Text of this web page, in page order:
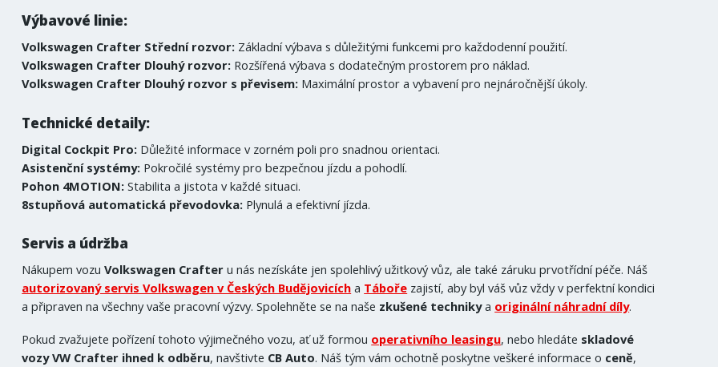
Výbavové linie:
Volkswagen Crafter Střední rozvor: Základní výbava s důležitými funkcemi pro každodenní použití.
Volkswagen Crafter Dlouhý rozvor: Rozšířená výbava s dodatečným prostorem pro náklad.
Volkswagen Crafter Dlouhý rozvor s převisem: Maximální prostor a vybavení pro nejnáročnější úkoly.
Technické detaily:
Digital Cockpit Pro: Důležité informace v zorném poli pro snadnou orientaci.
Asistenční systémy: Pokročilé systémy pro bezpečnou jízdu a pohodlí.
Pohon 4MOTION:Stabilita a jistota v každé situaci.
8stupňová automatická převodovka: Plynulá a efektivní jízda.
Servis a údržba
Nákupem vozuVolkswagen Crafteru nás nezískáte jen spolehlivý užitkový vůz, ale také záruku prvotřídní péče. Náš
autorizovaný servis Volkswagen v Českých Budějovicích a Táboře zajistí, aby byl váš vůz vždy v perfektní kondici
a připraven na všechny vaše pracovní výzvy. Spolehněte se na naše zkušené technikya originální náhradní díly.
Pokud zvažujete pořízení tohoto výjimečného vozu, ať už formou operativního leasingu, nebo hledáte skladové
vozy VW Crafter ihned k odběru, navštivte CB Auto. Náš tým vám ochotně poskytne veškeré informace o ceně,